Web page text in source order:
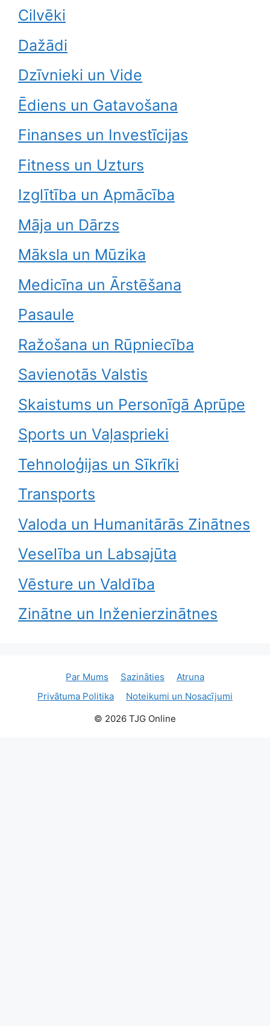
Cilvēki
Dažādi
Dzīvnieki un Vide
Ēdiens un Gatavošana
Finanses un Investīcijas
Fitness un Uzturs
Izglītība un Apmācība
Māja un Dārzs
Māksla un Mūzika
Medicīna un Ārstēšana
Pasaule
Ražošana un Rūpniecība
Savienotās Valstis
Skaistums un Personīgā Aprūpe
Sports un Vaļasprieki
Tehnoloģijas un Sīkrīki
Transports
Valoda un Humanitārās Zinātnes
Veselība un Labsajūta
Vēsture un Valdība
Zinātne un Inženierzinātnes
Par Mums Sazināties
Atruna
Privātuma Politika
Noteikumi un Nosacījumi
© 2026 TJG Online